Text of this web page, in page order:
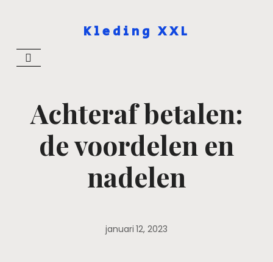
Kleding XXL
Achteraf betalen:
de voordelen en
nadelen
januari 12, 2023